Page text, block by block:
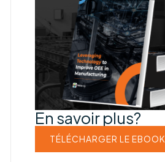
En savoir plus?
TÉLÉCHARGER LE EBOOK